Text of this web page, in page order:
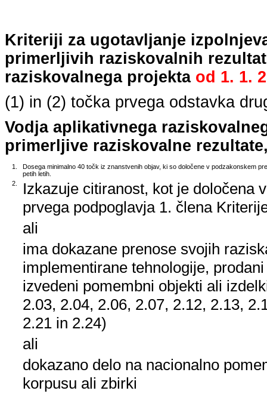
Kriteriji za ugotavljanje
primerljivih raziskovalnih
raziskovalnega projekta od 1. 1.
(1) in (2) točka prvega odstavka
Vodja aplikativnega
primerljive raziskovalne
1.
Dosega minimalno 40 točk iz znanstvenih objav, ki so določene v podzakonskem
petih letih.
2.
Izkazuje citiranost, kot je določena
prvega podpoglavja 1. člena
ali
ima dokazane prenose svojih
implementirane tehnologije,
izvedeni pomembni objekti ali
2.03, 2.04, 2.06, 2.07, 2.12, 2.13,
2.21 in 2.24)
ali
dokazano delo na nacionalno
korpusu ali zbirki